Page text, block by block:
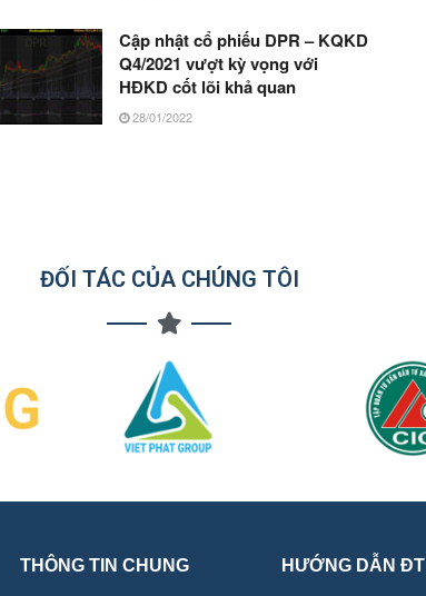
Cập nhật cổ phiếu DPR – KQKD
Q4/2021 vượt kỳ vọng với
HĐKD cốt lõi khả quan
28/01/2022
ĐỐI TÁC CỦA CHÚNG TÔI
THÔNG TIN CHUNG HƯỚNG DẪN ĐT